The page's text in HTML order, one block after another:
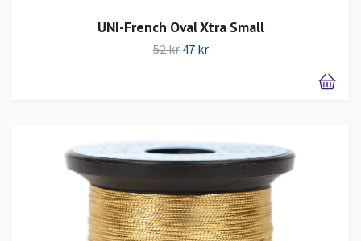
UNI-French Oval Xtra Small
52 kr 47 kr